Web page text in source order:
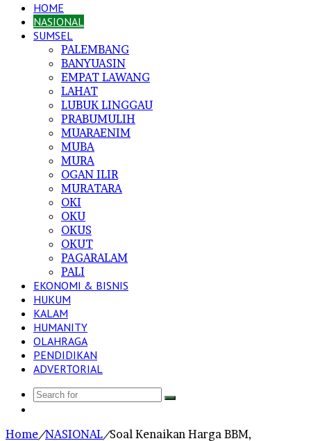
HOME
NASIONAL
SUMSEL
PALEMBANG
BANYUASIN
EMPAT LAWANG
LAHAT
LUBUK LINGGAU
PRABUMULIH
MUARAENIM
MUBA
MURA
OGAN ILIR
MURATARA
OKI
OKU
OKUS
OKUT
PAGARALAM
PALI
EKONOMI & BISNIS
HUKUM
KALAM
HUMANITY
OLAHRAGA
PENDIDIKAN
ADVERTORIAL
Search
Home/NASIONAL/Soal Kenaikan Harga BBM,